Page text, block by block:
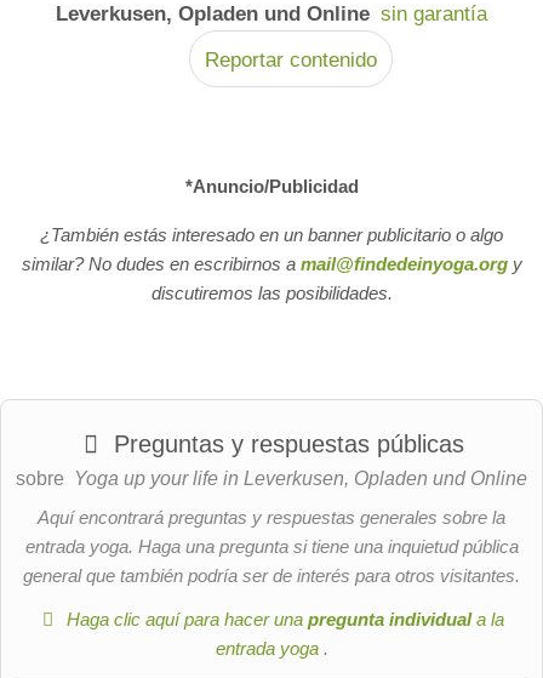
Leverkusen, Opladen und Online sin garantía
Reportar contenido
*Anuncio/Publicidad
¿También estás interesado en un banner publicitario o algo
similar? No dudes en escribirnos a mail@findedeinyoga.orgy
discutiremos las posibilidades.
Preguntas y respuestas públicas
sobre Yoga up your life in Leverkusen, Opladen und Online
Aquí encontrará preguntas y respuestas generales sobre la
entrada yoga. Haga una pregunta si tiene una inquietud pública
general que también podría ser de interés para otros visitantes.
Haga clic aquí para hacer unapregunta individuala la
entrada yoga .